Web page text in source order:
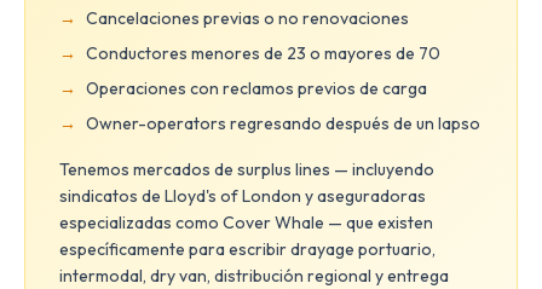
Cancelaciones previas o no renovaciones
Conductores menores de 23 o mayores de 70
Operaciones con reclamos previos de carga
Owner-operators regresando después de un lapso
Tenemos mercados de surplus lines — incluyendo
sindicatos de Lloyd's of London y aseguradoras
especializadas como Cover Whale — que existen
específicamente para escribir drayage portuario,
intermodal, dry van, distribución regional y entrega